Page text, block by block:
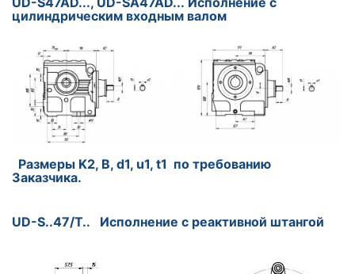
цилиндрическим входным валом
Размеры K2, B, d1, u1, t1 по требованию
Заказчика.
UD-S..47/T.. Исполнение с реактивной штангой